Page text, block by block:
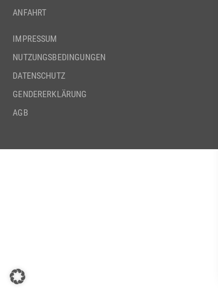
ANFAHRT
IMPRESSUM
NUTZUNGSBEDINGUNGEN
DATENSCHUTZ
GENDERERKLÄRUNG
AGB